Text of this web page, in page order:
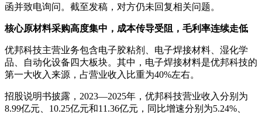
函并致电询问。截至发稿，对方仍未回复相关问题。
核心原材料采购高度集中，成本传导受阻，毛利率连续走低
优邦科技主营业务包含电子胶粘剂、电子焊接材料、湿化学
品、自动化设备四大板块。其中，电子焊接材料是优邦科技的
第一大收入来源，占营业收入比重为40%左右。
招股说明书披露，2023—2025年，优邦科技营业收入分别为
8.99亿元、10.25亿元和11.36亿元，同比增速分别为5.24%、